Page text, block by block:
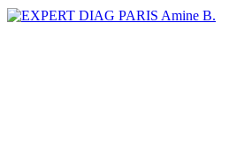
Amine B.